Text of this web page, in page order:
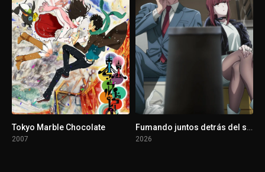
1 - 17 Episodio 17
1 - 18 Episodio 18
1 - 19 Episodio 19
1 - 20 Episodio 20
Tokyo Marble Chocolate
2007
Fumando juntos detrás del súper
2026